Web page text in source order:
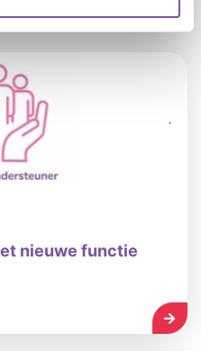
nieuwe functie